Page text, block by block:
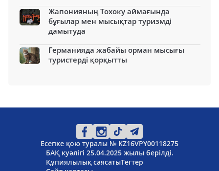
Жапонияның Тохоку аймағында
бұғылар мен мысықтар туризмді
дамытуда
Германияда жабайы орман мысығы
туристерді қорқытты
Есепке қою туралы № KZ16VPY00118275
БАҚ куәлігі 25.04.2025 жылы берілді.
Құпиялылық саясатыТегтер